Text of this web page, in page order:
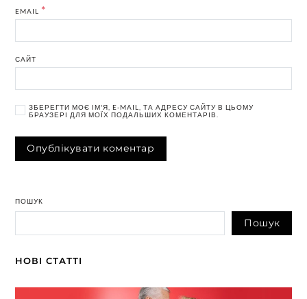
EMAIL *
САЙТ
ЗБЕРЕГТИ МОЄ ІМ'Я, E-MAIL, ТА АДРЕСУ САЙТУ В ЦЬОМУ
БРАУЗЕРІ ДЛЯ МОЇХ ПОДАЛЬШИХ КОМЕНТАРІВ.
ПОШУК
Пошук
НОВІ СТАТТІ